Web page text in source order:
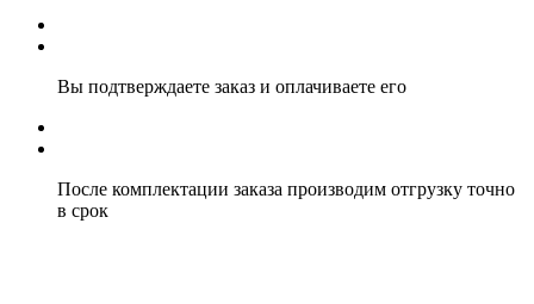
Вы подтверждаете заказ и оплачиваете его
После комплектации заказа производим отгрузку точно
в срок